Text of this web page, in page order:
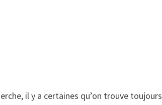
il y a certaines qu’on trouve